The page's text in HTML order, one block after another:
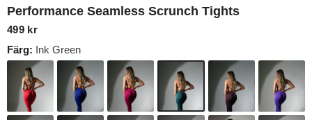
Performance Seamless Scrunch Tights
499 kr
Färg: Ink Green